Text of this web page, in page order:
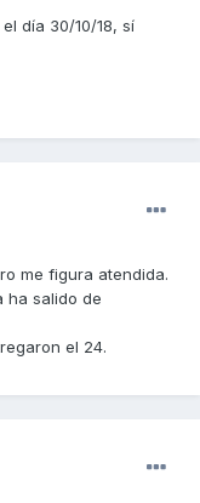
día 30/10/18, sí
me figura atendida.
ha salido de
el 24.